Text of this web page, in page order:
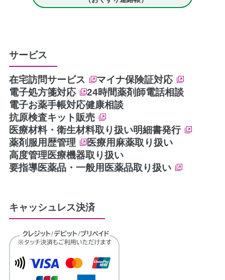
サービス
在宅訪問サービス
マイナ保険証対応
電子処方箋対応
24時間薬剤師電話相談
電子お薬手帳対応健康相談
抗原検査キット販売
医療材料・衛生材料取り扱い明細書発行
薬剤服用歴管理
医療用麻薬取り扱い
高度管理医療機器取り扱い
要指導医薬品・一般用医薬品取り扱い
キャッシュレス決済